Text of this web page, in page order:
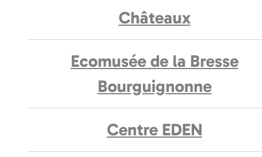
Châteaux
Ecomusée de la Bresse
Bourguignonne
Centre EDEN